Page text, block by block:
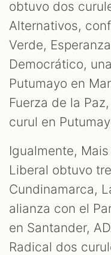
obtuvo dos
Alternativos,
Verde,
Democrático,
Putumayo en
Fuerza de la Paz,
curul en
Igualmente,
Liberal obtuvo
Cundinamarca,
alianza con el
en Santander,
Radical dos